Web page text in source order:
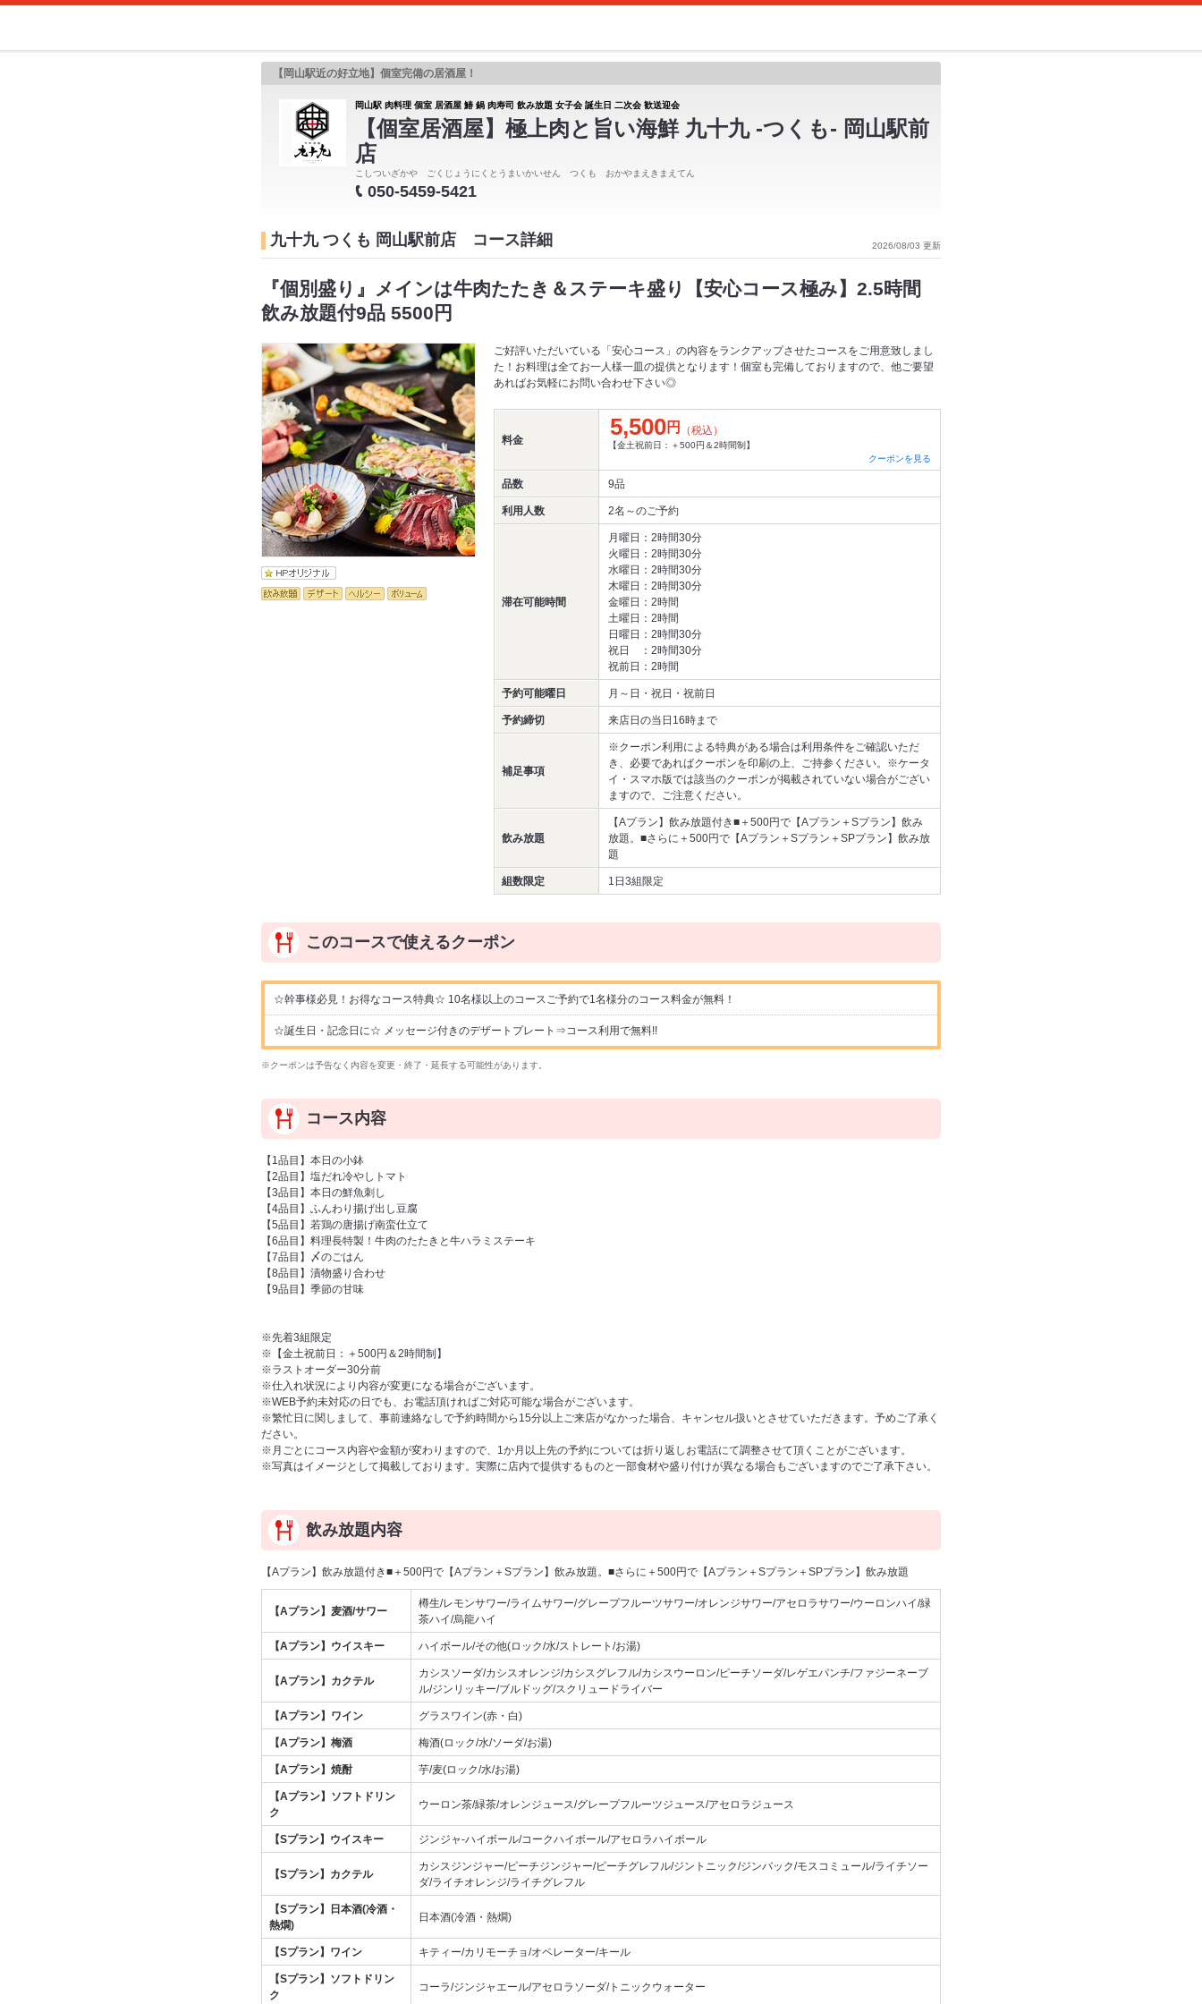
【岡山駅近の好立地】個室完備の居酒屋！
岡山駅 肉料理 個室 居酒屋 鰆 鍋 肉寿司 飲み放題 女子会 誕生日 二次会 歓送迎会
【個室居酒屋】極上肉と旨い海鮮 九十九 -つくも- 岡山駅前
店
こしついざかや ごくじょうにくとうまいかいせん つくも おかやまえきまえてん
050-5459-5421
2026/08/03 更新
九十九 つくも 岡山駅前店 コース詳細
『個別盛り』メインは牛肉たたき＆ステーキ盛り【安心コース極み】2.5時間
飲み放題付9品 5500円
ご好評いただいている「安心コース」の内容をランクアップさせたコースをご用意致しまし
た！お料理は全てお一人様一皿の提供となります！個室も完備しておりますので、他ご要望
あればお気軽にお問い合わせ下さい◎
料金 5,500円 （税込）
【金土祝前日：＋500円＆2時間制】
クーポンを見る
品数 9品
利用人数 2名～のご予約
滞在可能時間
月曜日：2時間30分
火曜日：2時間30分
水曜日：2時間30分
木曜日：2時間30分
金曜日：2時間
土曜日：2時間
日曜日：2時間30分
祝日 ：2時間30分
祝前日：2時間
予約可能曜日 月～日・祝日・祝前日
予約締切 来店日の当日16時まで
補足事項
※クーポン利用による特典がある場合は利用条件をご確認いただ
き、必要であればクーポンを印刷の上、ご持参ください。※ケータ
イ・スマホ版では該当のクーポンが掲載されていない場合がござい
ますので、ご注意ください。
飲み放題
【Aプラン】飲み放題付き■＋500円で【Aプラン＋Sプラン】飲み
放題。■さらに＋500円で【Aプラン＋Sプラン＋SPプラン】飲み放
題
組数限定 1日3組限定
このコースで使えるクーポン
☆幹事様必見！お得なコース特典☆ 10名様以上のコースご予約で1名様分のコース料金が無料！
☆誕生日・記念日に☆ メッセージ付きのデザートプレート⇒コース利用で無料!!
※クーポンは予告なく内容を変更・終了・延長する可能性があります。
コース内容
【1品目】本日の小鉢
【2品目】塩だれ冷やしトマト
【3品目】本日の鮮魚刺し
【4品目】ふんわり揚げ出し豆腐
【5品目】若鶏の唐揚げ南蛮仕立て
【6品目】料理長特製！牛肉のたたきと牛ハラミステーキ
【7品目】〆のごはん
【8品目】漬物盛り合わせ
【9品目】季節の甘味
※先着3組限定
※【金土祝前日：＋500円＆2時間制】
※ラストオーダー30分前
※仕入れ状況により内容が変更になる場合がございます。
※WEB予約未対応の日でも、お電話頂ければご対応可能な場合がございます。
※繁忙日に関しまして、事前連絡なしで予約時間から15分以上ご来店がなかった場合、キャンセル扱いとさせていただきます。予めご了承く
ださい。
※月ごとにコース内容や金額が変わりますので、1か月以上先の予約については折り返しお電話にて調整させて頂くことがございます。
※写真はイメージとして掲載しております。実際に店内で提供するものと一部食材や盛り付けが異なる場合もございますのでご了承下さい。
飲み放題内容
【Aプラン】飲み放題付き■＋500円で【Aプラン＋Sプラン】飲み放題。■さらに＋500円で【Aプラン＋Sプラン＋SPプラン】飲み放題
【Aプラン】麦酒/サワー
樽生/レモンサワー/ライムサワー/グレープフルーツサワー/オレンジサワー/アセロラサワー/ウーロンハイ/緑
茶ハイ/烏龍ハイ
【Aプラン】ウイスキー ハイボール/その他(ロック/水/ストレート/お湯)
【Aプラン】カクテル
カシスソーダ/カシスオレンジ/カシスグレフル/カシスウーロン/ピーチソーダ/レゲエパンチ/ファジーネーブ
ル/ジンリッキー/ブルドッグ/スクリュードライバー
【Aプラン】ワイン グラスワイン(赤・白)
【Aプラン】梅酒 梅酒(ロック/水/ソーダ/お湯)
【Aプラン】焼酎 芋/麦(ロック/水/お湯)
【Aプラン】ソフトドリン
ク
ウーロン茶/緑茶/オレンジュース/グレープフルーツジュース/アセロラジュース
【Sプラン】ウイスキー ジンジャ-ハイボール/コークハイボール/アセロラハイボール
【Sプラン】カクテル
カシスジンジャー/ピーチジンジャー/ピーチグレフル/ジントニック/ジンバック/モスコミュール/ライチソー
ダ/ライチオレンジ/ライチグレフル
【Sプラン】日本酒(冷酒・
熱燗)
日本酒(冷酒・熱燗)
【Sプラン】ワイン キティー/カリモーチョ/オペレーター/キール
【Sプラン】ソフトドリン
ク
コーラ/ジンジャエール/アセロラソーダ/トニックウォーター